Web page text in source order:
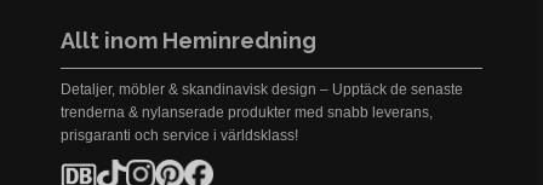
Allt inom Heminredning
Detaljer, möbler & skandinavisk design – Upptäck de senaste
trenderna & nylanserade produkter med snabb leverans,
prisgaranti och service i världsklass!